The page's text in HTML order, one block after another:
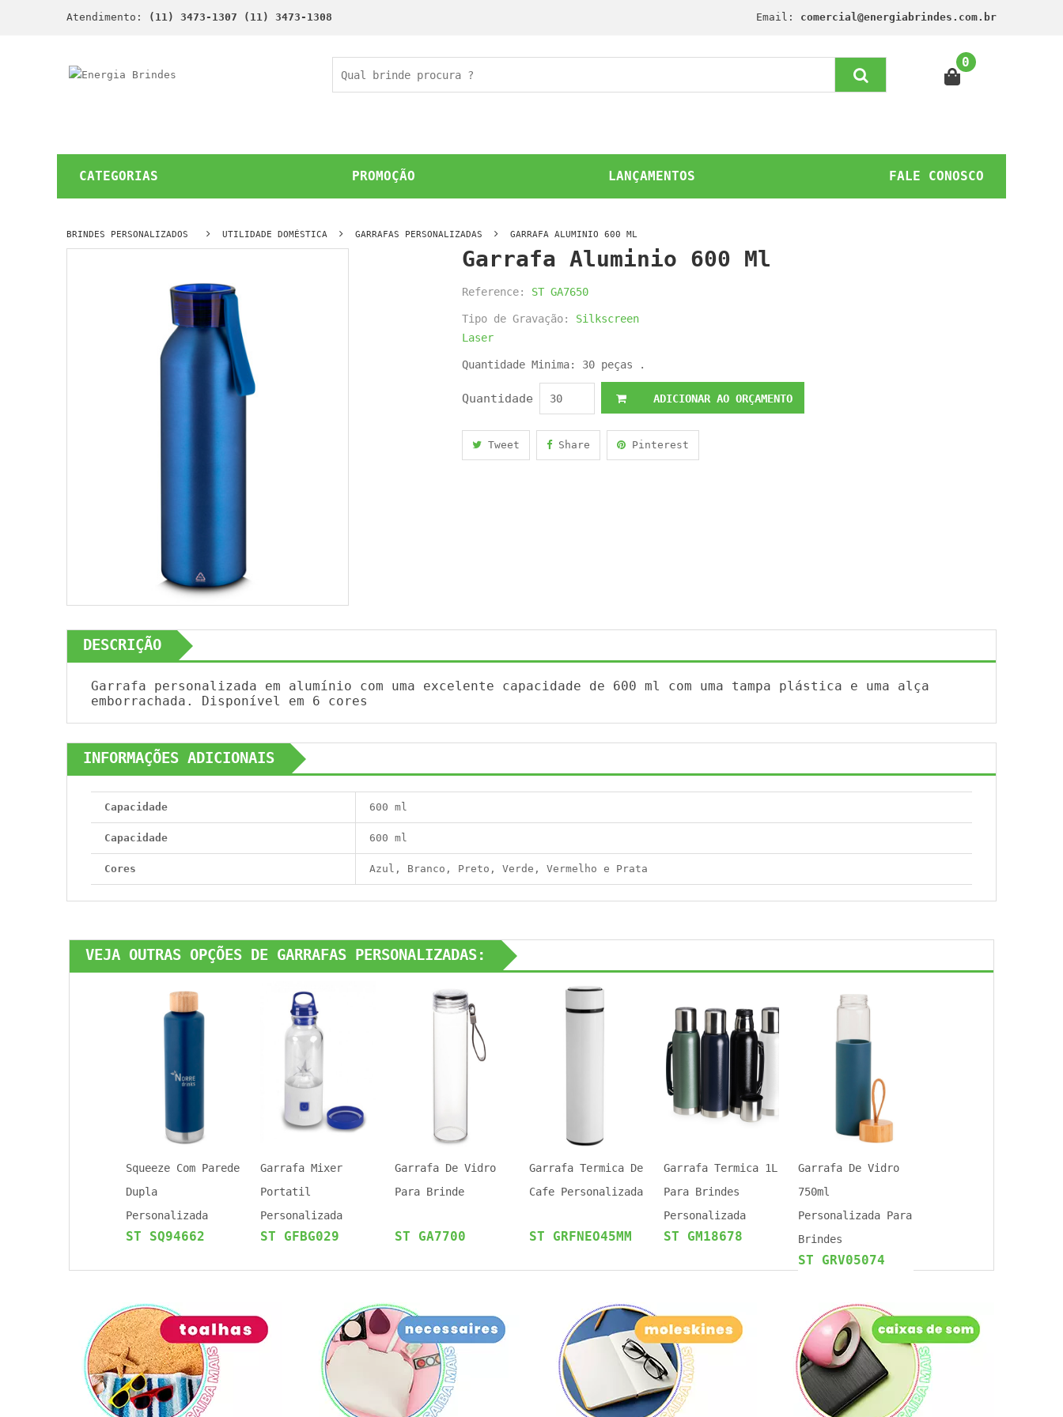
Atendimento: (11) 3473-1307 (11) 3473-1308 Email: comercial@energiabrindes.com.br
0
CATEGORIAS PROMOÇÃO LANÇAMENTOS FALE CONOSCO
BRINDES PERSONALIZADOS UTILIDADE DOMÉSTICA GARRAFAS PERSONALIZADAS GARRAFA ALUMINIO 600 ML
Garrafa Aluminio 600 Ml
Reference: ST GA7650
Tipo de Gravação: Silkscreen
Laser
Quantidade Minima: 30 peças .
Quantidade ADICIONAR AO ORÇAMENTO
Tweet Share Pinterest
DESCRIÇÃO
Garrafa personalizada em alumínio com uma excelente capacidade de 600 ml com uma tampa plástica e uma alça
emborrachada. Disponível em 6 cores
INFORMAÇÕES ADICIONAIS
Capacidade 600 ml
Capacidade 600 ml
Cores Azul, Branco, Preto, Verde, Vermelho e Prata
VEJA OUTRAS OPÇÕES DE GARRAFAS PERSONALIZADAS:
Squeeze Com Parede
Dupla
Personalizada
ST SQ94662
Garrafa Mixer
Portatil
Personalizada
ST GFBG029
Garrafa De Vidro
Para Brinde
ST GA7700
Garrafa Termica De
Cafe Personalizada
ST GRFNEO45MM
Garrafa Termica 1L
Para Brindes
Personalizada
ST GM18678
Garrafa De Vidro
750ml
Personalizada Para
Brindes
ST GRV05074